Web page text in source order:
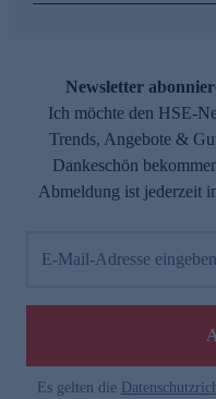
Newsletter
Ich möchte den HSE-
Trends, Angebote &
Dankeschön
Abmeldung ist jederzeit
E-Mail-Adresse eingeben
Es gelten die